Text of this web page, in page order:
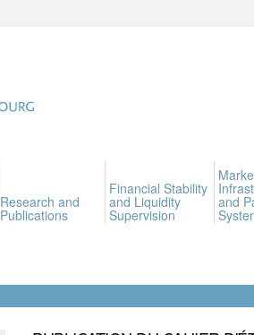
Research and
Publications
Financial Stability
and Liquidity
Supervision
and